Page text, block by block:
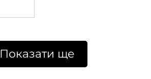
Показати ще